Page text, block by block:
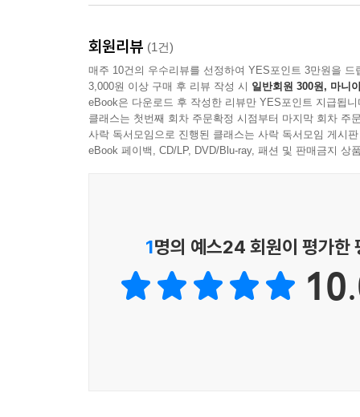
회원리뷰 (1건)
매주 10건의 우수리뷰를 선정하여 YES포인트 3만원을 드
3,000원 이상 구매 후 리뷰 작성 시 일반회원 300원, 마니
eBook은 다운로드 후 작성한 리뷰만 YES포인트 지급됩니
클래스는 첫번째 회차 주문확정 시점부터 마지막 회차 주
사락 독서모임으로 진행된 클래스는 사락 독서모임 게시
eBook 페이백, CD/LP, DVD/Blu-ray, 패션 및 판매금지 상
1명의 예스24 회원이 평가한